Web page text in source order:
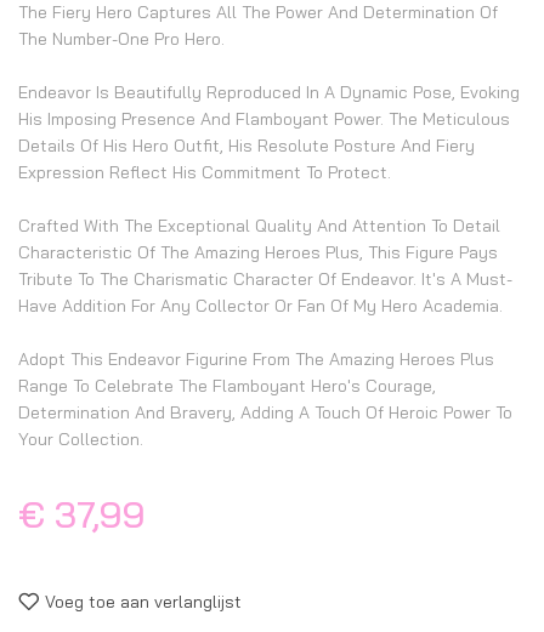
The Fiery Hero Captures All The Power And Determination Of
The Number-One Pro Hero.
Endeavor Is Beautifully Reproduced In A Dynamic Pose, Evoking
His Imposing Presence And Flamboyant Power. The Meticulous
Details Of His Hero Outfit, His Resolute Posture And Fiery
Expression Reflect His Commitment To Protect.
Crafted With The Exceptional Quality And Attention To Detail
Characteristic Of The Amazing Heroes Plus, This Figure Pays
Tribute To The Charismatic Character Of Endeavor. It's A Must-
Have Addition For Any Collector Or Fan Of My Hero Academia.
Adopt This Endeavor Figurine From The Amazing Heroes Plus
Range To Celebrate The Flamboyant Hero's Courage,
Determination And Bravery, Adding A Touch Of Heroic Power To
Your Collection.
€ 37,99
Voeg toe aan verlanglijst